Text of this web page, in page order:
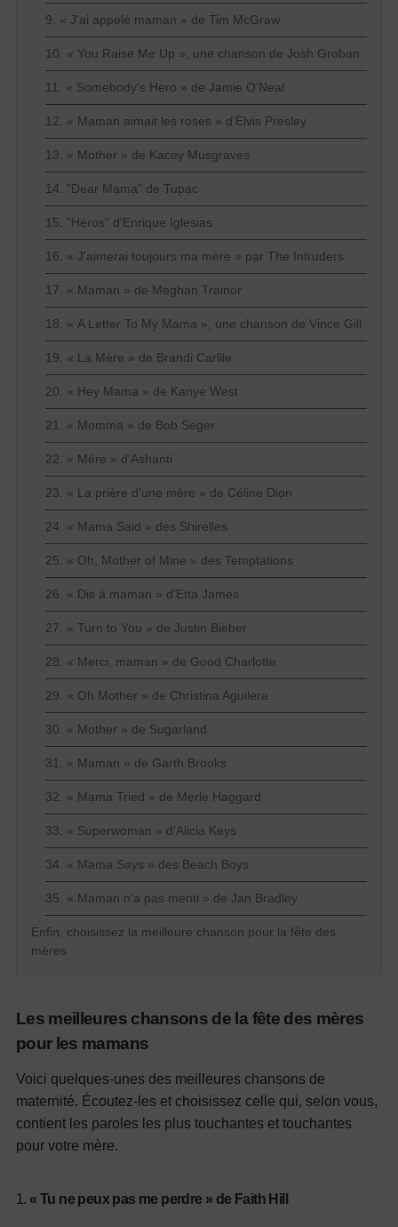
9. « J'ai appelé maman » de Tim McGraw
10. « You Raise Me Up », une chanson de Josh Groban
11. « Somebody's Hero » de Jamie O'Neal
12. « Maman aimait les roses » d'Elvis Presley
13. « Mother » de Kacey Musgraves
14. "Dear Mama" de Tupac
15. "Héros" d'Enrique Iglesias
16. « J'aimerai toujours ma mère » par The Intruders
17. « Maman » de Meghan Trainor
18. « A Letter To My Mama », une chanson de Vince Gill
19. « La Mère » de Brandi Carlile
20. « Hey Mama » de Kanye West
21. « Momma » de Bob Seger
22. « Mère » d'Ashanti
23. « La prière d'une mère » de Céline Dion
24. « Mama Said » des Shirelles
25. « Oh, Mother of Mine » des Temptations
26. « Dis à maman » d'Etta James
27. « Turn to You » de Justin Bieber
28. « Merci, maman » de Good Charlotte
29. « Oh Mother » de Christina Aguilera
30. « Mother » de Sugarland
31. « Maman » de Garth Brooks
32. « Mama Tried » de Merle Haggard
33. « Superwoman » d'Alicia Keys
34. « Mama Says » des Beach Boys
35. « Maman n'a pas menti » de Jan Bradley
Enfin, choisissez la meilleure chanson pour la fête des
mères
Les meilleures chansons de la fête des mères
pour les mamans
Voici quelques-unes des meilleures chansons de
maternité. Écoutez-les et choisissez celle qui, selon vous,
contient les paroles les plus touchantes et touchantes
pour votre mère.
1. « Tu ne peux pas me perdre » de Faith Hill